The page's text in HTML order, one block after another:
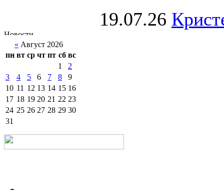
19.07.26
« Август 2026
пн вт ср чт пт сб вс
1
2
3
4 5 6 7 8
9
10 11 12 13 14 15 16
17 18 19 20 21 22 23
24 25 26 27 28 29 30
31